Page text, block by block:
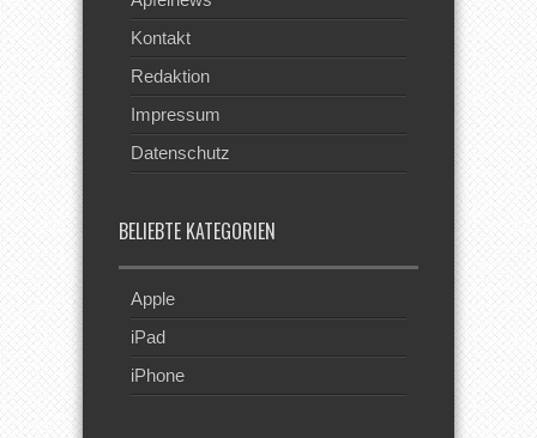
Kontakt
Redaktion
Impressum
Datenschutz
BELIEBTE KATEGORIEN
Apple
iPad
iPhone